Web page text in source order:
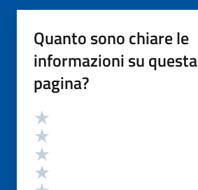
Quanto sono chiare le
informazioni su questa
pagina?
Valutazione